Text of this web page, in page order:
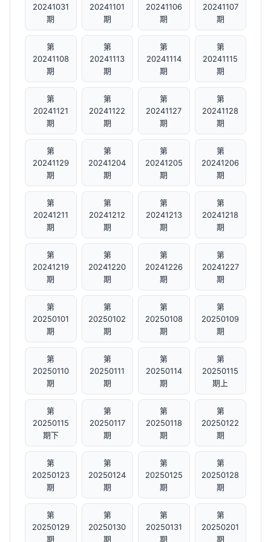
20241031
期
20241101
期
20241106
期
20241107
期
第
20241108
期
第
20241113
期
第
20241114
期
第
20241115
期
第
20241121
期
第
20241122
期
第
20241127
期
第
20241128
期
第
20241129
期
第
20241204
期
第
20241205
期
第
20241206
期
第
20241211
期
第
20241212
期
第
20241213
期
第
20241218
期
第
20241219
期
第
20241220
期
第
20241226
期
第
20241227
期
第
20250101
期
第
20250102
期
第
20250108
期
第
20250109
期
第
20250110
期
第
20250111
期
第
20250114
期
第
20250115
期上
第
20250115
期下
第
20250117
期
第
20250118
期
第
20250122
期
第
20250123
期
第
20250124
期
第
20250125
期
第
20250128
期
第
20250129
期
第
20250130
期
第
20250131
期
第
20250201
期